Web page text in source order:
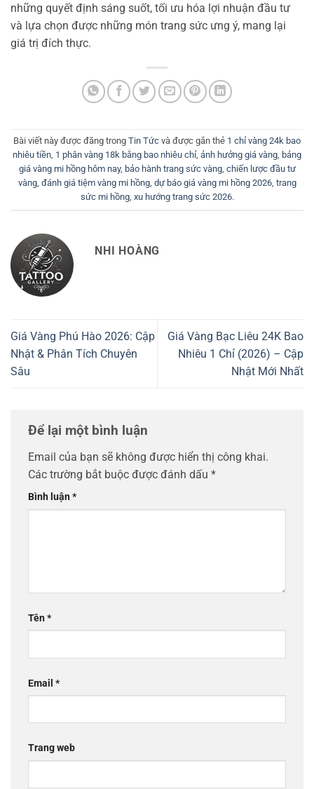
những quyết định sáng suốt, tối ưu hóa lợi nhuận đầu tư
và lựa chọn được những món trang sức ưng ý, mang lại
giá trị đích thực.
Bài viết này được đăng trong Tin Tức và được gắn thẻ 1 chỉ vàng 24k bao
nhiêu tiền, 1 phân vàng 18k bằng bao nhiêu chỉ, ảnh hưởng giá vàng, bảng
giá vàng mi hồng hôm nay, bảo hành trang sức vàng, chiến lược đầu tư
vàng, đánh giá tiệm vàng mi hồng, dự báo giá vàng mi hồng 2026, trang
sức mi hồng, xu hướng trang sức 2026.
NHI HOÀNG
Giá Vàng Phú Hào 2026: Cập
Nhật & Phân Tích Chuyên
Sâu
Giá Vàng Bạc Liêu 24K Bao
Nhiêu 1 Chỉ (2026) – Cập
Nhật Mới Nhất
Để lại một bình luận
Email của bạn sẽ không được hiển thị công khai.
Các trường bắt buộc được đánh dấu *
Bình luận*
Tên*
Email *
Trang web